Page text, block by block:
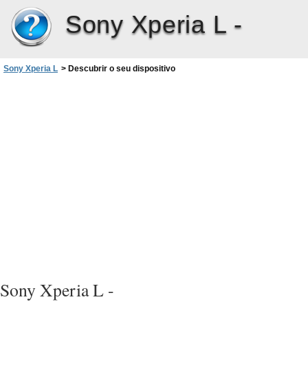
Sony Xperia L -
Sony Xperia L > Descubrir o seu dispositivo
Sony Xperia L -